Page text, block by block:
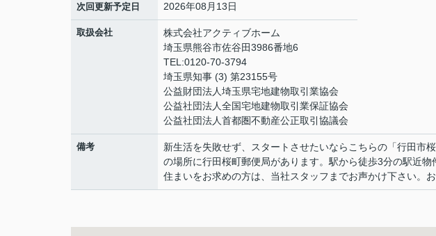
次回更新予定日 2026年08月13日
取扱会社
株式会社アクティブホーム
埼玉県熊谷市佐谷田3986番地6
TEL:0120-70-3794
埼玉県知事 (3) 第23155号
公益財団法人埼玉県宅地建物取引業協会
公益社団法人全国宅地建物取引業保証協会
公益社団法人首都圏不動産公正取引協議会
備考
新生活を失敗せず、スタートさせたいならこちらの「行田
の場所に行田桜町郵便局があります。駅から徒歩3分の駅近
住まいをお求めの方は、当社スタッフまでお声かけ下さい。